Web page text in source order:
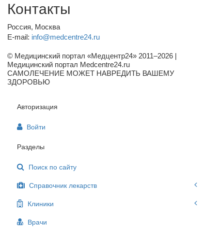
Контакты
Россия, Москва
E-mail: info@medcentre24.ru
© Медицинский портал «Медцентр24» 2011–2026 |
Медицинский портал Medcentre24.ru
САМОЛЕЧЕНИЕ МОЖЕТ НАВРЕДИТЬ ВАШЕМУ
ЗДОРОВЬЮ
Авторизация
Войти
Разделы
Поиск по сайту
Справочник лекарств
Клиники
Врачи